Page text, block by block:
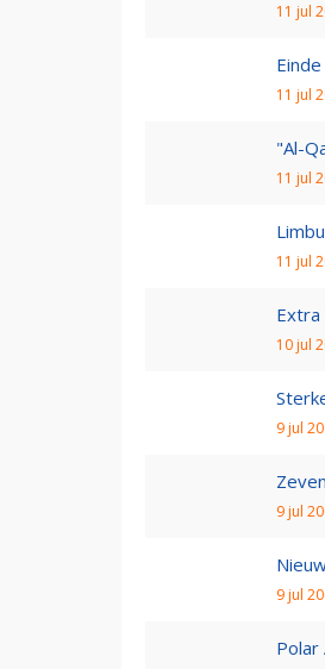
11 jul
11 jul
"Al-
11 jul
11 jul
Extra
10 jul
9 jul
9 jul
9 jul
Polar